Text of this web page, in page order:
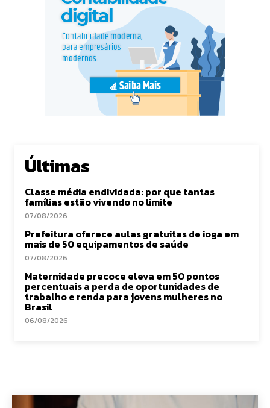
Últimas
Classe média endividada: por que tantas
famílias estão vivendo no limite
07/08/2026
Prefeitura oferece aulas gratuitas de ioga em
mais de 50 equipamentos de saúde
07/08/2026
Maternidade precoce eleva em 50 pontos
percentuais a perda de oportunidades de
trabalho e renda para jovens mulheres no
Brasil
06/08/2026